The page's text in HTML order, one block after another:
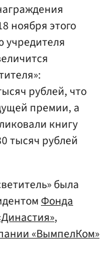
ноября этого
учредителя
рублей, что
премии, а
книгу
тысяч рублей
была
Фонда
,
«ВымпелКом»